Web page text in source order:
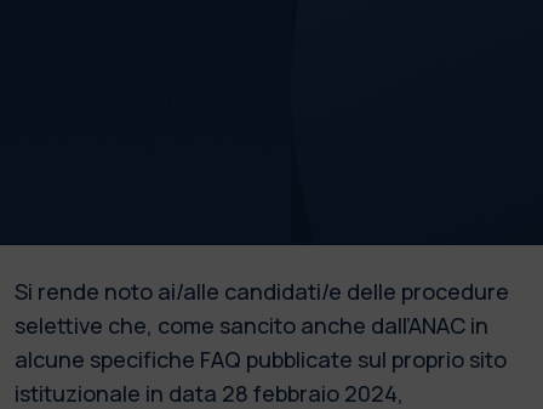
Si rende noto ai/alle candidati/e delle procedure
selettive che, come sancito anche dall’ANAC in
alcune specifiche FAQ pubblicate sul proprio sito
istituzionale in data 28 febbraio 2024,